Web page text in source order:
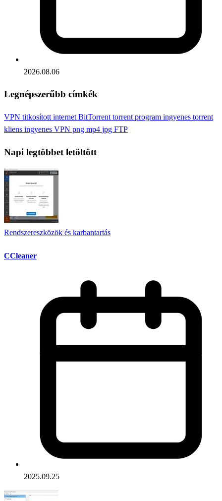
2026.08.06
Legnépszerűbb címkék
VPN titkosított internet BitTorrent torrent program ingyenes torrent
kliens ingyenes VPN png mp4 jpg FTP
Napi legtöbbet letöltött
Rendszereszközök és karbantartás
CCleaner
2025.09.25